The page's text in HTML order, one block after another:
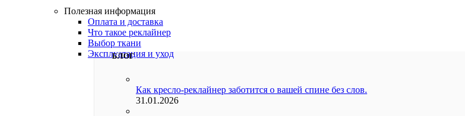
Полезная информация
Оплата и доставка
Что такое реклайнер
Выбор ткани
Эксплуатация и уход
БЛОГ
Как кресло-реклайнер заботится о вашей спине без слов.
31.01.2026